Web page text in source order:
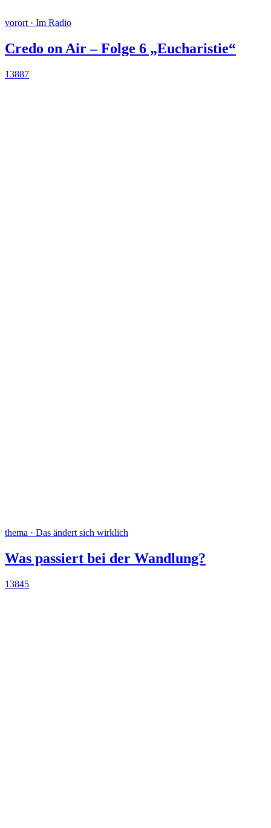
vorort · Im Radio
Credo on Air – Folge 6 „Eucharistie“
13887
thema · Das ändert sich wirklich
Was passiert bei der Wandlung?
13845